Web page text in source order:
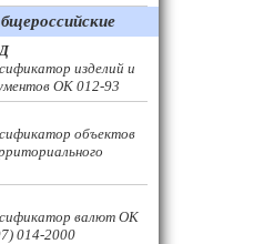
изделий и
ОК 012-93
объектов
валют ОК
014-2000